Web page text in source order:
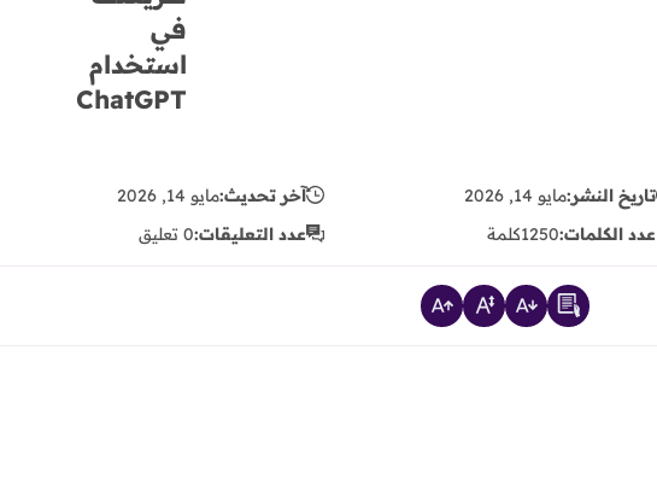
في
استخدام
ChatGPT
تاريخ النشر:مايو 14, 2026 آخر تحديث:مايو 14, 2026
عدد الكلمات:1250كلمة عدد التعليقات:0 تعليق